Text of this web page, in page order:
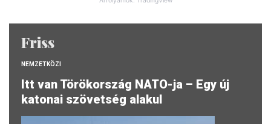
Friss
NEMZETKÖZI
Itt van Törökország NATO-ja – Egy új
katonai szövetség alakul